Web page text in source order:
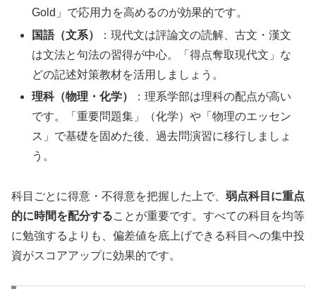
Gold」で応用力を高めるのが効果的です。
国語（文系）
：現代文は評論文の読解、古文・漢文
は文法と句法の習得が中心。「得点奪取現代文」な
どの記述対策教材を活用しましょう。
理科（物理・化学）
：理系学部は理科の配点が高い
です。「重要問題集」（化学）や「物理のエッセン
ス」で基礎を固めた後、過去問演習に移行しましょ
う。
科目ごとに得意・不得意を把握した上で、 弱点科目に重点
的に時間を配分することが重要です。すべての科目を均等
に勉強するよりも、偏差値を底上げできる科目への集中投
資がスコアアップに効果的です。